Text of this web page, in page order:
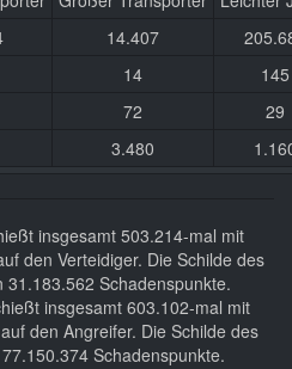
14.407
14
145
72
29
3.480
insgesamt 503.214-mal mit
den Verteidiger. Die Schilde des
Schadenspunkte.
insgesamt 603.102-mal mit
den Angreifer. Die Schilde des
Schadenspunkte.